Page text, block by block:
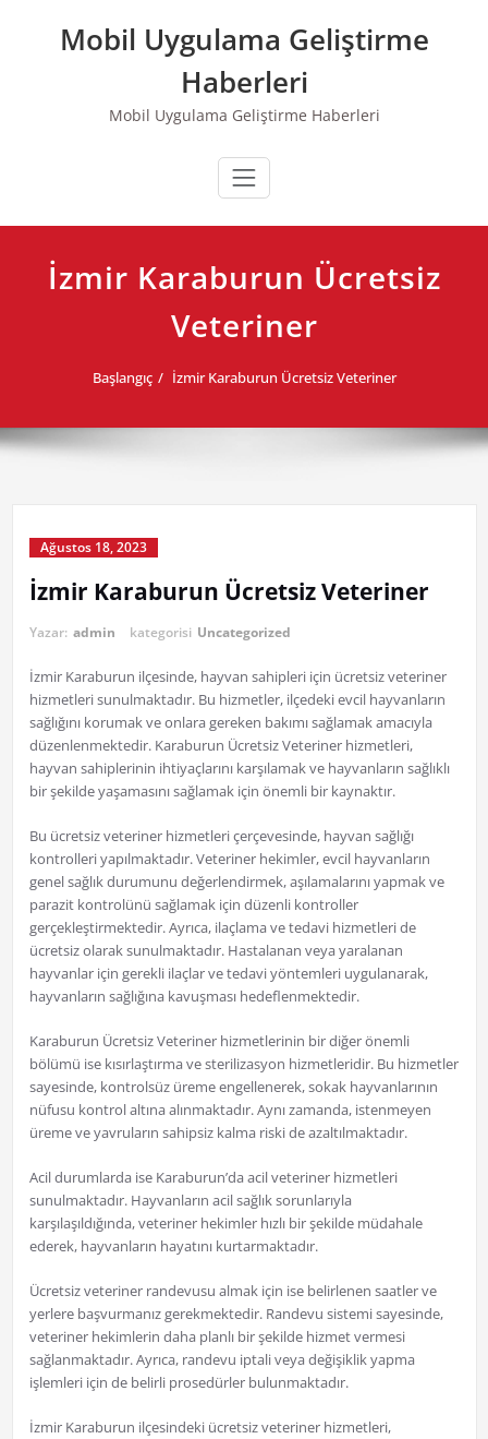
Mobil Uygulama Geliştirme
Haberleri
Mobil Uygulama Geliştirme Haberleri
İzmir Karaburun Ücretsiz
Veteriner
Başlangıç İzmir Karaburun Ücretsiz Veteriner
Ağustos 18, 2023
İzmir Karaburun Ücretsiz Veteriner
Yazar: admin kategorisi Uncategorized
İzmir Karaburun ilçesinde, hayvan sahipleri için ücretsiz veteriner
hizmetleri sunulmaktadır. Bu hizmetler, ilçedeki evcil hayvanların
sağlığını korumak ve onlara gereken bakımı sağlamak amacıyla
düzenlenmektedir. Karaburun Ücretsiz Veteriner hizmetleri,
hayvan sahiplerinin ihtiyaçlarını karşılamak ve hayvanların sağlıklı
bir şekilde yaşamasını sağlamak için önemli bir kaynaktır.
Bu ücretsiz veteriner hizmetleri çerçevesinde, hayvan sağlığı
kontrolleri yapılmaktadır. Veteriner hekimler, evcil hayvanların
genel sağlık durumunu değerlendirmek, aşılamalarını yapmak ve
parazit kontrolünü sağlamak için düzenli kontroller
gerçekleştirmektedir. Ayrıca, ilaçlama ve tedavi hizmetleri de
ücretsiz olarak sunulmaktadır. Hastalanan veya yaralanan
hayvanlar için gerekli ilaçlar ve tedavi yöntemleri uygulanarak,
hayvanların sağlığına kavuşması hedeflenmektedir.
Karaburun Ücretsiz Veteriner hizmetlerinin bir diğer önemli
bölümü ise kısırlaştırma ve sterilizasyon hizmetleridir. Bu hizmetler
sayesinde, kontrolsüz üreme engellenerek, sokak hayvanlarının
nüfusu kontrol altına alınmaktadır. Aynı zamanda, istenmeyen
üreme ve yavruların sahipsiz kalma riski de azaltılmaktadır.
Acil durumlarda ise Karaburun’da acil veteriner hizmetleri
sunulmaktadır. Hayvanların acil sağlık sorunlarıyla
karşılaşıldığında, veteriner hekimler hızlı bir şekilde müdahale
ederek, hayvanların hayatını kurtarmaktadır.
Ücretsiz veteriner randevusu almak için ise belirlenen saatler ve
yerlere başvurmanız gerekmektedir. Randevu sistemi sayesinde,
veteriner hekimlerin daha planlı bir şekilde hizmet vermesi
sağlanmaktadır. Ayrıca, randevu iptali veya değişiklik yapma
işlemleri için de belirli prosedürler bulunmaktadır.
İzmir Karaburun ilçesindeki ücretsiz veteriner hizmetleri,